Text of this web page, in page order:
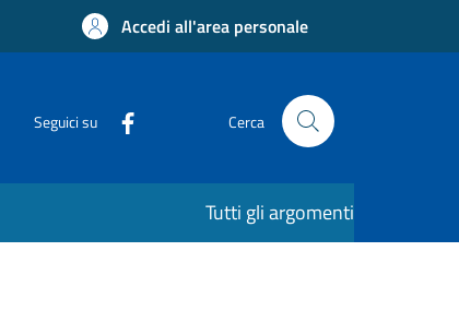
Accedi all'area personale
Seguici su Cerca
Tutti gli argomenti